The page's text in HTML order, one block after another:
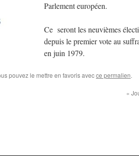
Parlement européen.
Ce seront les neuvièmes
depuis le premier vote au
en juin 1979.
pouvez le mettre en favoris avecce permalien.
«